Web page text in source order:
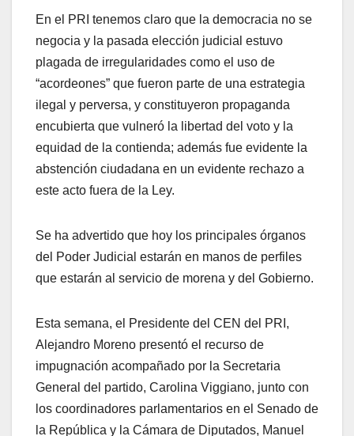
En el PRI tenemos claro que la democracia no se
negocia y la pasada elección judicial estuvo
plagada de irregularidades como el uso de
“acordeones” que fueron parte de una estrategia
ilegal y perversa, y constituyeron propaganda
encubierta que vulneró la libertad del voto y la
equidad de la contienda; además fue evidente la
abstención ciudadana en un evidente rechazo a
este acto fuera de la Ley.
Se ha advertido que hoy los principales órganos
del Poder Judicial estarán en manos de perfiles
que estarán al servicio de morena y del Gobierno.
Esta semana, el Presidente del CEN del PRI,
Alejandro Moreno presentó el recurso de
impugnación acompañado por la Secretaria
General del partido, Carolina Viggiano, junto con
los coordinadores parlamentarios en el Senado de
la República y la Cámara de Diputados, Manuel